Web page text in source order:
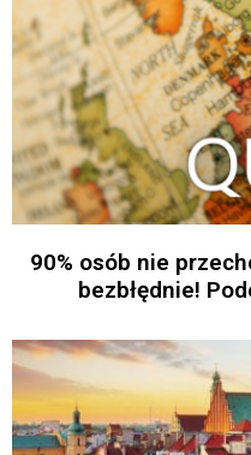
90% osób nie
bezbłędnie!